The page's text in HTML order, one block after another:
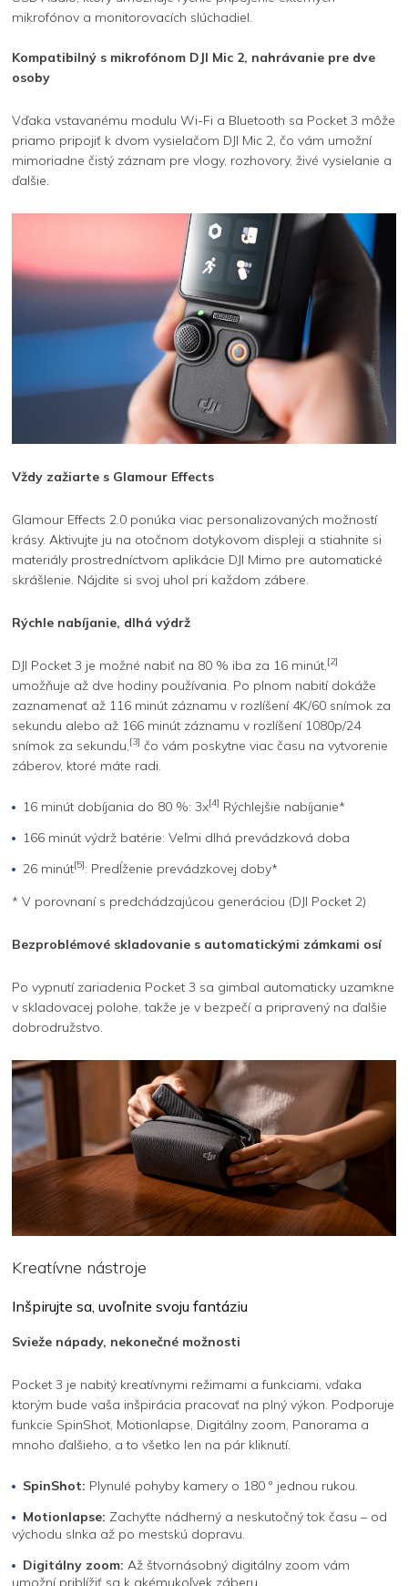
mikrofónov a monitorovacích slúchadiel.
Kompatibilný s mikrofónom DJI Mic 2, nahrávanie pre dve
osoby
Vďaka vstavanému modulu Wi-Fi a Bluetooth sa Pocket 3 môže
priamo pripojiť k dvom vysielačom DJI Mic 2, čo vám umožní
mimoriadne čistý záznam pre vlogy, rozhovory, živé vysielanie a
ďalšie.
Vždy zažiarte s Glamour Effects
Glamour Effects 2.0 ponúka viac personalizovaných možností
krásy. Aktivujte ju na otočnom dotykovom displeji a stiahnite si
materiály prostredníctvom aplikácie DJI Mimo pre automatické
skrášlenie. Nájdite si svoj uhol pri každom zábere.
Rýchle nabíjanie, dlhá výdrž
DJI Pocket 3 je možné nabiť na 80 % iba za 16 minút, [2]
umožňuje až dve hodiny používania. Po plnom nabití dokáže
zaznamenať až 116 minút záznamu v rozlíšení 4K/60 snímok za
sekundu alebo až 166 minút záznamu v rozlíšení 1080p/24
snímok za sekundu, [3] čo vám poskytne viac času na vytvorenie
záberov, ktoré máte radi.
16 minút dobíjania do 80 %: 3x[4] Rýchlejšie nabíjanie*
166 minút výdrž batérie: Veľmi dlhá prevádzková doba
26 minút[5]: Predĺženie prevádzkovej doby*
* V porovnaní s predchádzajúcou generáciou (DJI Pocket 2)
Bezproblémové skladovanie s automatickými zámkami osí
Po vypnutí zariadenia Pocket 3 sa gimbal automaticky uzamkne
v skladovacej polohe, takže je v bezpečí a pripravený na ďalšie
dobrodružstvo.
Kreatívne nástroje
Inšpirujte sa, uvoľnite svoju fantáziu
Svieže nápady, nekonečné možnosti
Pocket 3 je nabitý kreatívnymi režimami a funkciami, vďaka
ktorým bude vaša inšpirácia pracovať na plný výkon. Podporuje
funkcie SpinShot, Motionlapse, Digitálny zoom, Panorama a
mnoho ďalšieho, a to všetko len na pár kliknutí.
SpinShot: Plynulé pohyby kamery o 180 ° jednou rukou.
Motionlapse: Zachyťte nádherný a neskutočný tok času – od
východu slnka až po mestskú dopravu.
Digitálny zoom: Až štvornásobný digitálny zoom vám
umožní priblížiť sa k akémukoľvek záberu.